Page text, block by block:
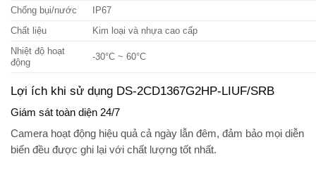
Chống bụi/nước
IP67
Chất liệu
Kim loại và nhựa cao cấp
Nhiệt độ hoạt
động
-30°C ~ 60°C
Lợi ích khi sử dụng DS-2CD1367G2HP-LIUF/SRB
Giám sát toàn diện 24/7
Camera hoạt động hiệu quả cả ngày lẫn đêm, đảm bảo mọi diễn
biến đều được ghi lại với chất lượng tốt nhất.